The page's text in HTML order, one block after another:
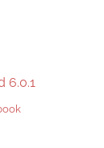
6.0.1